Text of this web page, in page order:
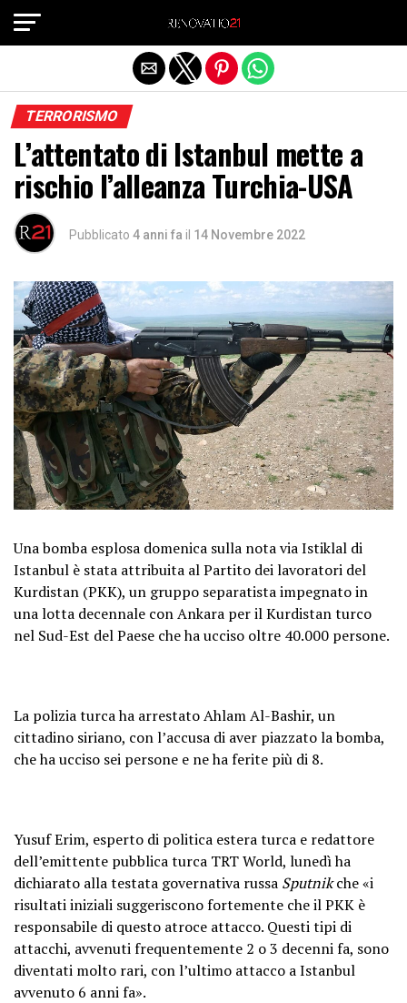
TERRORISMO
L’attentato di Istanbul mette a
rischio l’alleanza Turchia-USA
Pubblicato 4 anni fa il 14 Novembre 2022
Una bomba esplosa domenica sulla nota via Istiklal di
Istanbul è stata attribuita al Partito dei lavoratori del
Kurdistan (PKK), un gruppo separatista impegnato in
una lotta decennale con Ankara per il Kurdistan turco
nel Sud-Est del Paese che ha ucciso oltre 40.000 persone.
La polizia turca ha arrestato Ahlam Al-Bashir, un
cittadino siriano, con l’accusa di aver piazzato la bomba,
che ha ucciso sei persone e ne ha ferite più di 8.
Yusuf Erim, esperto di politica estera turca e redattore
dell’emittente pubblica turca TRT World, lunedì ha
dichiarato alla testata governativa russa Sputnikche «i
risultati iniziali suggeriscono fortemente che il PKK è
responsabile di questo atroce attacco. Questi tipi di
attacchi, avvenuti frequentemente 2 o 3 decenni fa, sono
diventati molto rari, con l’ultimo attacco a Istanbul
avvenuto 6 anni fa».
Exit mobile version